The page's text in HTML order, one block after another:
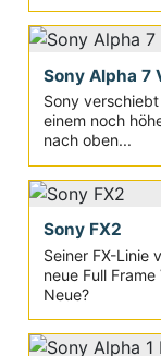
Sony Alpha 7
Sony
einem noch
nach oben...
Sony FX2
Seiner FX-Linie
neue Full
Neue?